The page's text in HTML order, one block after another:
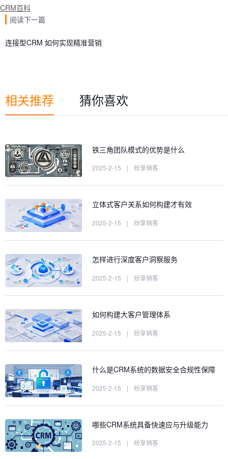
CRM百科
阅读下一篇
连接型CRM 如何实现精准营销
相关推荐 猜你喜欢
铁三角团队模式的优势是什么
2025-2-15 | 纷享销客
立体式客户关系如何构建才有效
2025-2-15 | 纷享销客
怎样进行深度客户洞察服务
2025-2-15 | 纷享销客
如何构建大客户管理体系
2025-2-15 | 纷享销客
什么是CRM系统的数据安全合规性保障
2025-2-15 | 纷享销客
哪些CRM系统具备快速应与升级能力
2025-2-15 | 纷享销客